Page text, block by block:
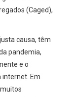
(Caged),
causa, têm
pandemia,
e o
internet. Em